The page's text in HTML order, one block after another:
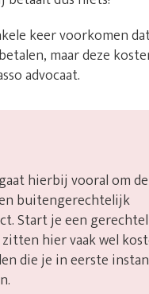
keer voorkomen
maar deze
advocaat.
hierbij vooral om de
buitengerechtelijk
Start je een
zitten hier vaak wel
die je in eerste